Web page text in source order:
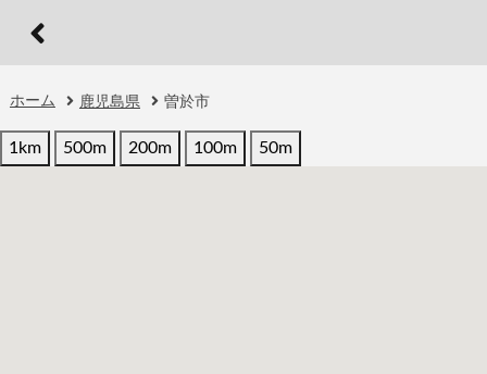
ホーム 鹿児島県 曽於市
1km 500m 200m 100m 50m